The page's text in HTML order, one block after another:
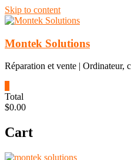
Skip to content
Montek Solutions
Réparation et vente | Ordinateur,
Total
$0.00
Cart